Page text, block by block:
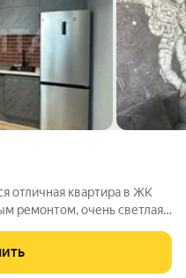
отличная квартира в ЖК
ремонтом, очень светлая
все. В доме